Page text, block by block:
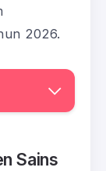
2026.
Sains